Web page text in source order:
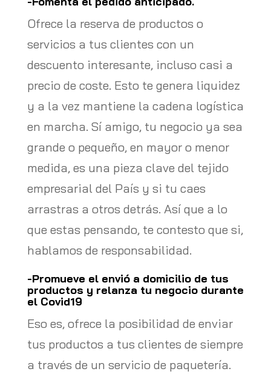
Ofrece la reserva de productos o
servicios a tus clientes con un
descuento interesante, incluso casi a
precio de coste. Esto te genera liquidez
y a la vez mantiene la cadena logística
en marcha. Sí amigo, tu negocio ya sea
grande o pequeño, en mayor o menor
medida, es una pieza clave del tejido
empresarial del País y si tu caes
arrastras a otros detrás. Así que a lo
que estas pensando, te contesto que si,
hablamos de responsabilidad.
-Promueve el envió a domicilio de tus
productos y relanza tu negocio durante
el Covid19
Eso es, ofrece la posibilidad de enviar
tus productos a tus clientes de siempre
a través de un servicio de paquetería.